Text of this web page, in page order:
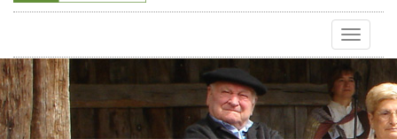
Toggle